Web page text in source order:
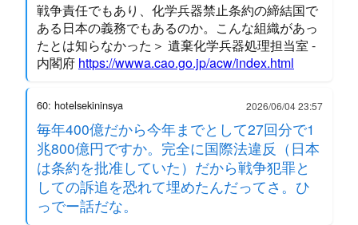
戦争責任でもあり、化学兵器禁止条約の締結国で
ある日本の義務でもあるのか。こんな組織があっ
たとは知らなかった＞ 遺棄化学兵器処理担当室 -
内閣府 https://wwwa.cao.go.jp/acw/index.html
60: hotelsekininsya 2026/06/04 23:57
毎年400億だから今年までとして27回分で1
兆800億円ですか。完全に国際法違反（日本
は条約を批准していた）だから戦争犯罪と
しての訴追を恐れて埋めたんだってさ。ひ
っでー話だな。